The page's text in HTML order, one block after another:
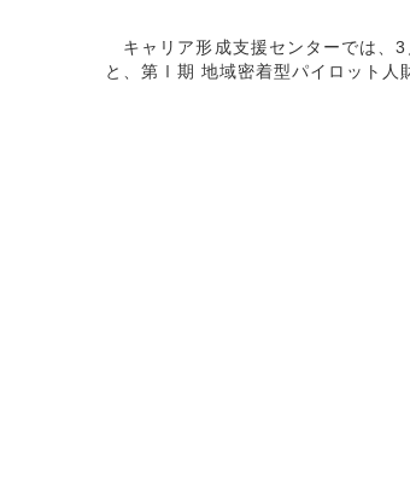
キャリア形成支援センターでは、3
と、第Ⅰ期 地域密着型パイロット人